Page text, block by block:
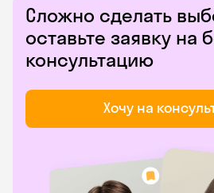
Сложно сделать
оставьте заявку на
консультацию
Хочу на